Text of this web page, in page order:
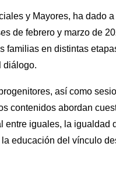
y Mayores, ha dado
de febrero y marzo de
familias en distintas
diálogo.
así como
contenidos abordan
iguales, la igualdad
educación del vínculo